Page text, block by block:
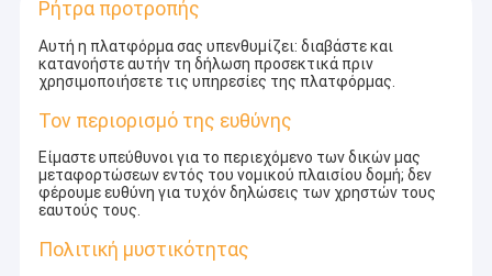
Ρήτρα προτροπής
Αυτή η πλατφόρμα σας υπενθυμίζει: διαβάστε και
κατανοήστε αυτήν τη δήλωση προσεκτικά πριν
χρησιμοποιήσετε τις υπηρεσίες της πλατφόρμας.
Τον περιορισμό της ευθύνης
Είμαστε υπεύθυνοι για το περιεχόμενο των δικών μας
μεταφορτώσεων εντός του νομικού πλαισίου δομή; δεν
φέρουμε ευθύνη για τυχόν δηλώσεις των χρηστών τους
εαυτούς τους.
Πολιτική μυστικότητας